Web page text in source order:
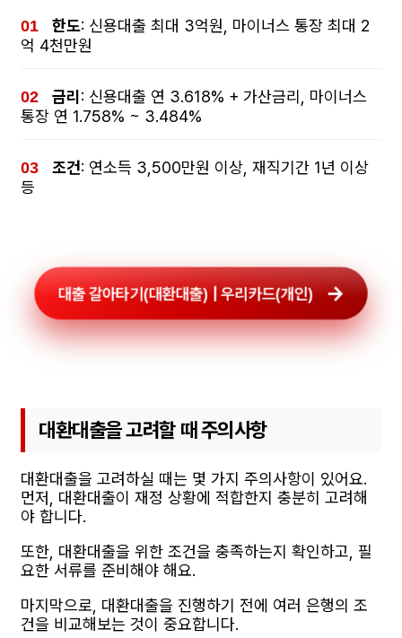
한도: 신용대출 최대 3억원, 마이너스 통장 최대 2
억 4천만원
금리 : 신용대출 연 3.618% + 가산금리, 마이너스
통장 연 1.758% ~ 3.484%
조건: 연소득 3,500만원 이상, 재직기간 1년 이상
등
대출 갈아타기(대환대출) | 우리카드(개인)
대환대출을 고려할 때 주의사항
대환대출을 고려하실 때는 몇 가지 주의사항이 있어요.
먼저, 대환대출이 재정 상황에 적합한지 충분히 고려해
야 합니다.
또한, 대환대출을 위한 조건을 충족하는지 확인하고, 필
요한 서류를 준비해야 해요.
마지막으로, 대환대출을 진행하기 전에 여러 은행의 조
건을 비교해보는 것이 중요합니다.